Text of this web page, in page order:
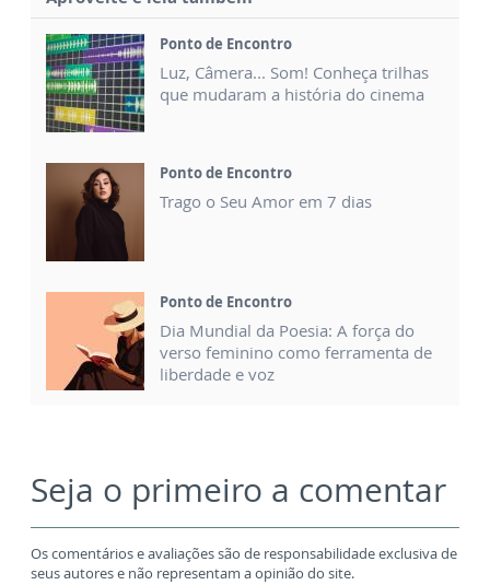
Ponto de Encontro
Luz, Câmera... Som! Conheça trilhas
que mudaram a história do cinema
Ponto de Encontro
Trago o Seu Amor em 7 dias
Ponto de Encontro
Dia Mundial da Poesia: A força do
verso feminino como ferramenta de
liberdade e voz
Seja o primeiro a comentar
Os comentários e avaliações são de responsabilidade exclusiva de
seus autores e não representam a opinião do site.